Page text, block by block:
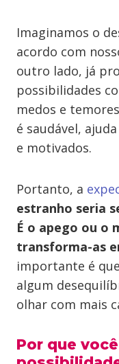
Imaginamos o
acordo com
outro lado, já
possibilidades
medos e
é saudável,
e motivados.
Portanto, a
estranho seria
É o apego ou o
transforma-as
importante é
algum
olhar com mais
Por que